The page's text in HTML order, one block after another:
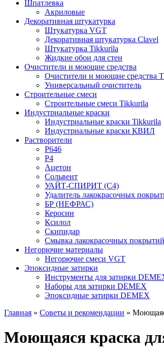
Шпатлевка
Акриловые
Декоративная штукатурка
Штукатурка VGT
Декоративная штукатурка Clavel
Штукатурка Tikkurila
Жидкие обои для стен
Очистители и моющие средства
Очистители и моющие средства
Универсальный очиститель
Строительные смеси
Строительные смеси Tikkurila
Индустриальные краски
Индустриальные краски Tikkurila
Индустриальные краски КВИЛ
Растворители
P646
P4
Ацетон
Сольвент
УАЙТ-СПИРИТ (С4)
Удалитель лакокрасочных
БР (НЕФРАС)
Керосин
Ксилол
Скипидар
Смывка лакокрасочных
Негорючие материалы
Негорючие смеси VGT
Эпоксидные затирки
Инструменты для затирки
Наборы для затирки DEMEX
Эпоксидные затирки DEMEX
Главная » Советы и рекомендации »
Моющаяся краска